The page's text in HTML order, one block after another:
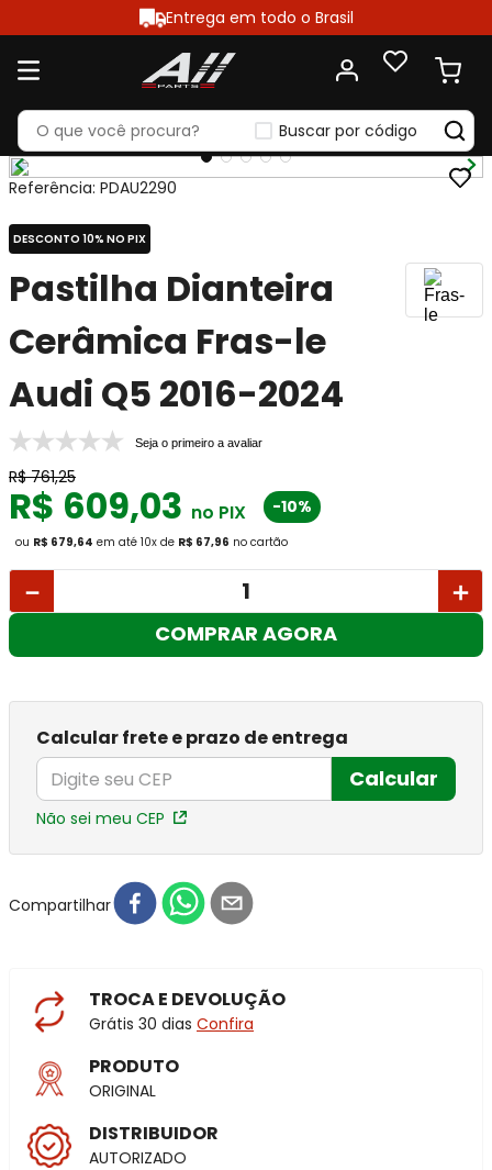
Entrega em todo o Brasil
Buscar por código
Referência: PDAU2290
DESCONTO 10% NO PIX
Pastilha Dianteira
Cerâmica Fras-le
Audi Q5 2016-2024
Seja o primeiro a avaliar
R$ 761,25
R$ 609,03 no PIX -10%
ou R$ 679,64 em até 10x de R$ 67,96 no cartão
＋
－
COMPRAR AGORA
Calcular frete e prazo de entrega
Calcular
Não sei meu CEP
Compartilhar
TROCA E DEVOLUÇÃO
Grátis 30 dias Confira
PRODUTO
ORIGINAL
DISTRIBUIDOR
AUTORIZADO